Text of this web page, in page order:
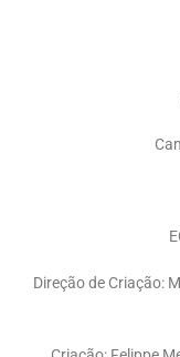
Direção de Criação: